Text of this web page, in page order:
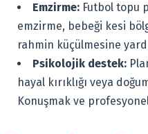
Emzirme: Futbol topu
emzirme, bebeği kesi
rahmin küçülmesine
Psikolojik destek:
hayal kırıklığı veya
Konuşmak ve